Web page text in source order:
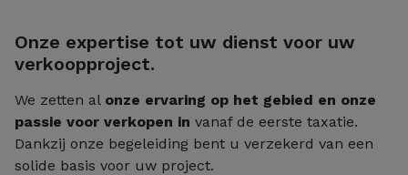
Onze expertise tot uw dienst voor uw
verkoopproject.
We zetten al onze ervaring op het gebied en onze
passie voor verkopen in vanaf de eerste taxatie.
Dankzij onze begeleiding bent u verzekerd van een
solide basis voor uw project.